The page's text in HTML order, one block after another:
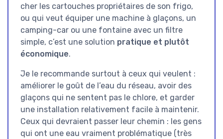
cher les cartouches propriétaires de son frigo,
ou qui veut équiper une machine à glaçons, un
camping-car ou une fontaine avec un filtre
simple, c’est une solution pratique et plutôt
économique.
Je le recommande surtout à ceux qui veulent :
améliorer le goût de l’eau du réseau, avoir des
glaçons qui ne sentent pas le chlore, et garder
une installation relativement facile à maintenir.
Ceux qui devraient passer leur chemin : les gens
qui ont une eau vraiment problématique (très